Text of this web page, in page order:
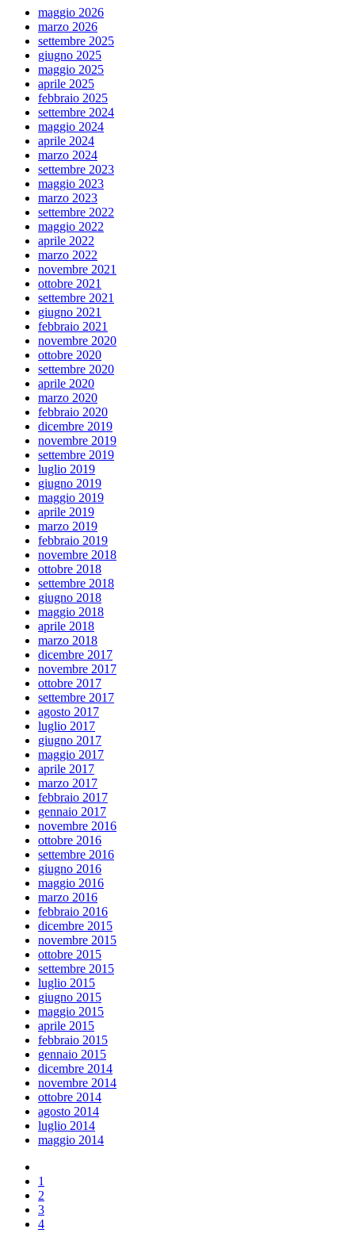
maggio 2026
marzo 2026
settembre 2025
giugno 2025
maggio 2025
aprile 2025
febbraio 2025
settembre 2024
maggio 2024
aprile 2024
marzo 2024
settembre 2023
maggio 2023
marzo 2023
settembre 2022
maggio 2022
aprile 2022
marzo 2022
novembre 2021
ottobre 2021
settembre 2021
giugno 2021
febbraio 2021
novembre 2020
ottobre 2020
settembre 2020
aprile 2020
marzo 2020
febbraio 2020
dicembre 2019
novembre 2019
settembre 2019
luglio 2019
giugno 2019
maggio 2019
aprile 2019
marzo 2019
febbraio 2019
novembre 2018
ottobre 2018
settembre 2018
giugno 2018
maggio 2018
aprile 2018
marzo 2018
dicembre 2017
novembre 2017
ottobre 2017
settembre 2017
agosto 2017
luglio 2017
giugno 2017
maggio 2017
aprile 2017
marzo 2017
febbraio 2017
gennaio 2017
novembre 2016
ottobre 2016
settembre 2016
giugno 2016
maggio 2016
marzo 2016
febbraio 2016
dicembre 2015
novembre 2015
ottobre 2015
settembre 2015
luglio 2015
giugno 2015
maggio 2015
aprile 2015
febbraio 2015
gennaio 2015
dicembre 2014
novembre 2014
ottobre 2014
agosto 2014
luglio 2014
maggio 2014
1
2
3
4